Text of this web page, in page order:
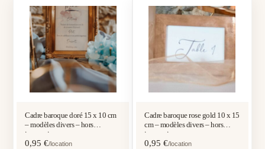
Cadre baroque doré 15 x 10 cm
– modèles divers – hors
impression
0,95€/location
Cadre baroque rose gold 10 x 15
cm – modèles divers – hors
impression
0,95 €/location